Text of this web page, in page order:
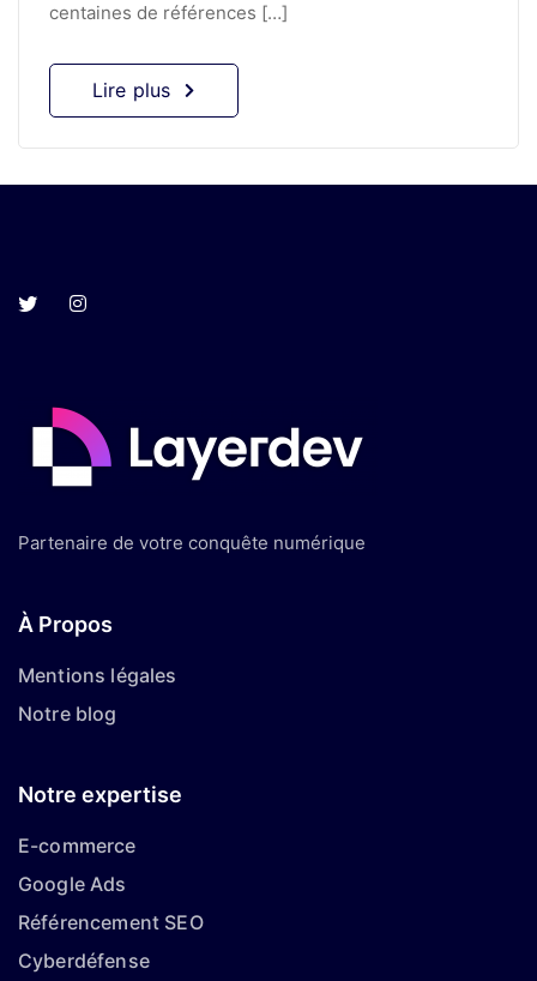
centaines de références […]
Lire plus
Partenaire de votre conquête numérique
À Propos
Mentions légales
Notre blog
Notre expertise
E-commerce
Google Ads
Référencement SEO
Cyberdéfense